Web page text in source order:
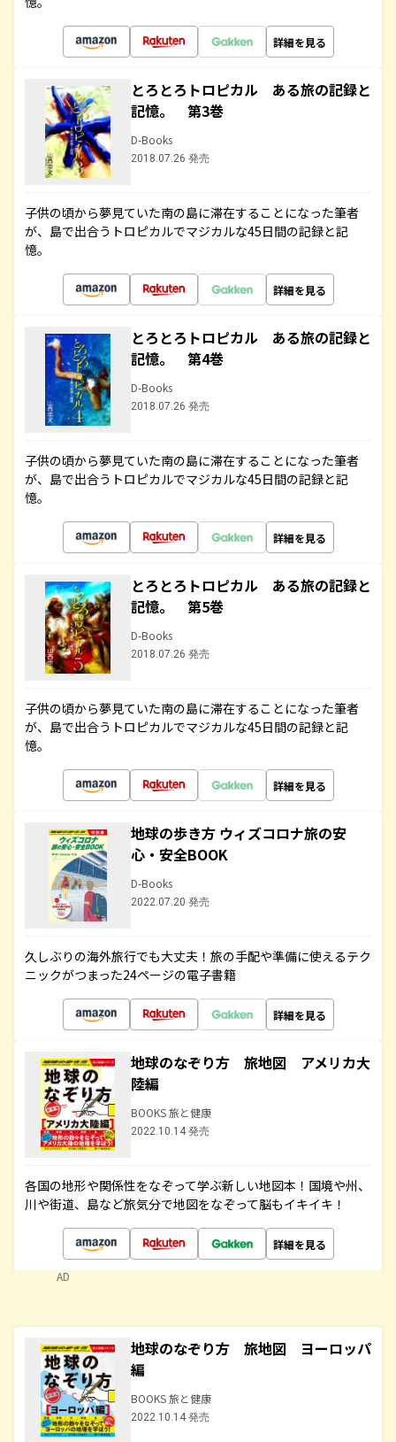
詳細を見る
とろとろトロピカル ある旅の記録と
記憶。 第3巻
D-Books
2018.07.26 発売
子供の頃から夢見ていた南の島に滞在することになった筆者
が、島で出合うトロピカルでマジカルな45日間の記録と記
憶。
詳細を見る
とろとろトロピカル ある旅の記録と
記憶。 第4巻
D-Books
2018.07.26 発売
子供の頃から夢見ていた南の島に滞在することになった筆者
が、島で出合うトロピカルでマジカルな45日間の記録と記
憶。
詳細を見る
とろとろトロピカル ある旅の記録と
記憶。 第5巻
D-Books
2018.07.26 発売
子供の頃から夢見ていた南の島に滞在することになった筆者
が、島で出合うトロピカルでマジカルな45日間の記録と記
憶。
詳細を見る
地球の歩き方 ウィズコロナ旅の安
心・安全BOOK
D-Books
2022.07.20 発売
久しぶりの海外旅行でも大丈夫！旅の手配や準備に使えるテク
ニックがつまった24ページの電子書籍
詳細を見る
地球のなぞり方 旅地図 アメリカ大
陸編
BOOKS 旅と健康
2022.10.14 発売
各国の地形や関係性をなぞって学ぶ新しい地図本！国境や州、
川や街道、島など旅気分で地図をなぞって脳もイキイキ！
詳細を見る
AD
地球のなぞり方 旅地図 ヨーロッパ
編
BOOKS 旅と健康
2022.10.14 発売